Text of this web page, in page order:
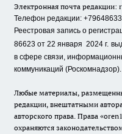
Электронная почта редакции:
Телефон редакции:
Реестровая запись о
86623 от 22 января 2024 г.
в сфере связи,
коммуникаций (Роскомнадзор).
Любые материалы,
редакции, внештатными
авторского права. Права
охраняются